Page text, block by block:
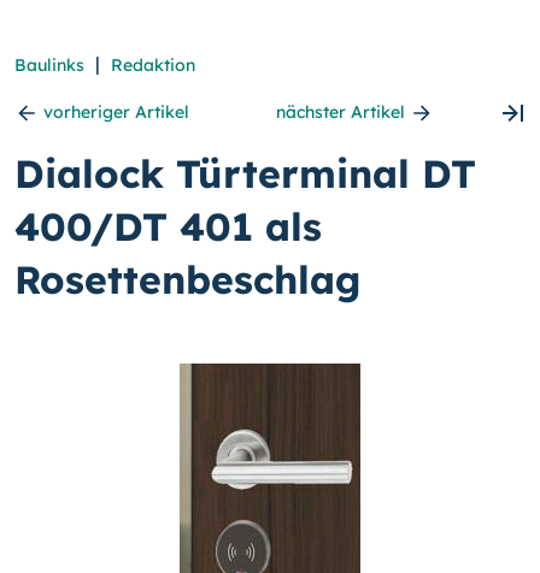
Baulinks | Redaktion
vorheriger Artikel nächster Artikel
Dialock Türterminal DT
400/DT 401 als
Rosettenbeschlag